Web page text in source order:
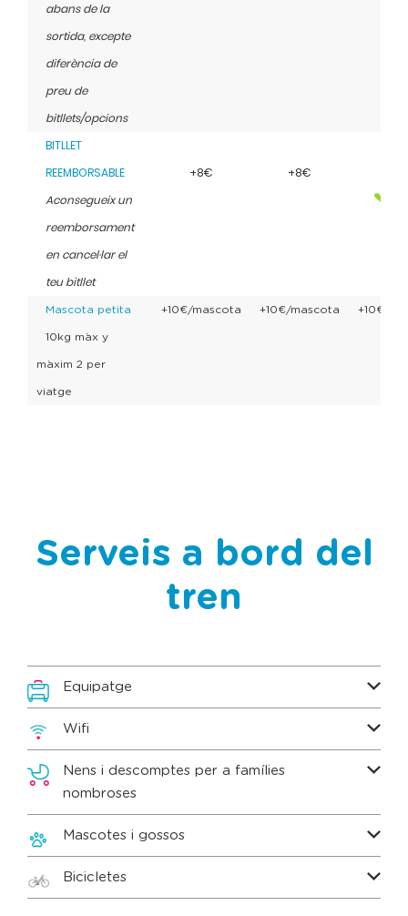
abans de la
sortida, excepte
diferència de
preu de
bitllets/opcions
BITLLET
REEMBORSABLE
Aconsegueix un
reemborsament
en cancel·lar el
teu bitllet
+8€ +8€
Mascota petita
10kg màx y
màxim 2 per
viatge
+10€/mascota +10€/mascota +10€/
Serveis a bord del
tren
Equipatge
Wifi
Nens i descomptes per a famílies
nombroses
Mascotes i gossos
Bicicletes